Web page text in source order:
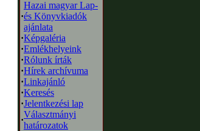
·
Hazai magyar Lap-
és Könyvkiadók
ajánlata
·Képgaléria
·Emlékhelyeink
·Rólunk írták
·Hírek archívuma
·Linkajánló
·Keresés
·Jelentkezési lap
·
Választmányi
határozatok